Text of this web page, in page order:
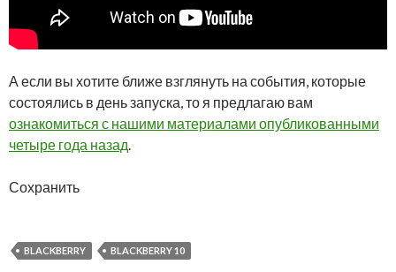
А если вы хотите ближе взглянуть на события, которые
состоялись в день запуска, то я предлагаю вам
ознакомиться с нашими материалами опубликованными
четыре года назад.
Сохранить
BLACKBERRY BLACKBERRY 10